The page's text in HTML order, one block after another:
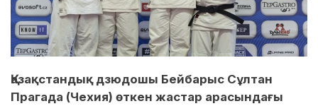
Қазақстандық дзюдошы Бейбарыс Сұлтан
Прагада (Чехия) өткен жастар арасындағы